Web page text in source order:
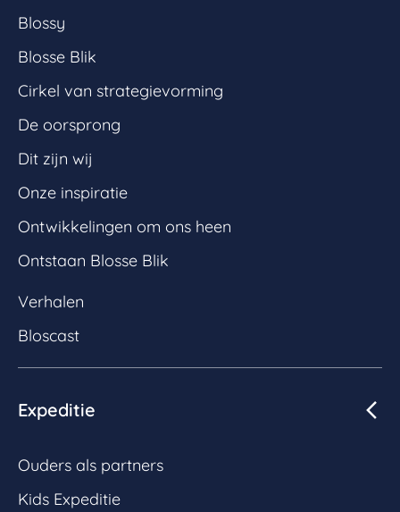
Blossy
Blosse Blik
Cirkel van strategievorming
De oorsprong
Dit zijn wij
Onze inspiratie
Ontwikkelingen om ons heen
Ontstaan Blosse Blik
Verhalen
Bloscast
Expeditie
Ouders als partners
Kids Expeditie